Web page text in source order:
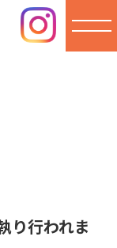
り行われま